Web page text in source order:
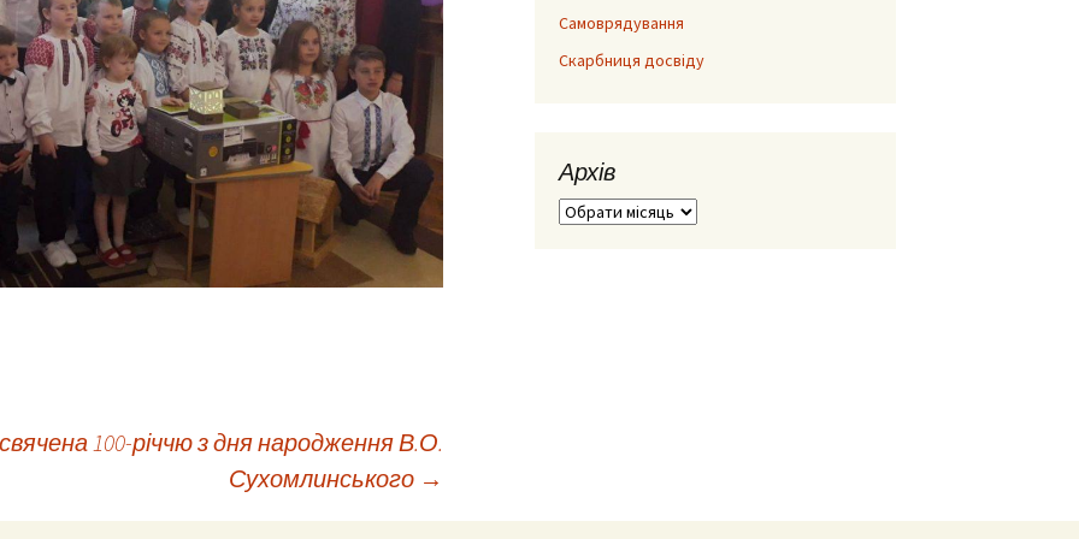
100-річчю з дня народження В.О.
Сухомлинського →
Самоврядування
Скарбниця досвіду
Архів
Архів